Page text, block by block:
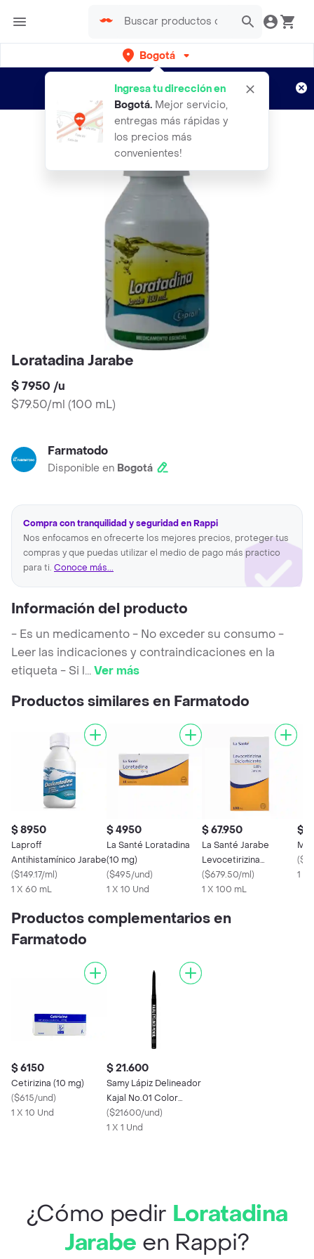
Bogotá
Ingresa tu dirección en
Bogotá. Mejor servicio,
entregas más rápidas y
los precios más
convenientes!
envíos gratis por semanas
Aplican TyC
Loratadina Jarabe
$ 7950 /u
$79.50/ml (100 mL)
Farmatodo
Disponible en Bogotá
Compra con tranquilidad y seguridad en Rappi
Nos enfocamos en ofrecerte los mejores precios, proteger tus
compras y que puedas utilizar el medio de pago más practico
para ti. Conoce más...
Información del producto
- Es un medicamento - No exceder su consumo -
Leer las indicaciones y contraindicaciones en la
etiqueta - Si l...Ver más
Productos similares en Farmatodo
$ 8950
Laproff
Antihistamínico Jarabe
($149.17/ml)
1 X 60 mL
$ 4950
La Santé Loratadina
(10 mg)
($495/und)
1 X 10 Und
$ 67.950
La Santé Jarabe
Levocetirizina
Diclorhidrato (0.05%)
100 mL
($679.50/ml)
1 X 100 mL
$
Mk
(
1 X
Productos complementarios en
Farmatodo
$ 6150
Cetirizina (10 mg)
($615/und)
1 X 10 Und
$ 21.600
Samy Lápiz Delineador
Kajal No.01 Color
Negro
($21600/und)
1 X 1 Und
¿Cómo pedir Loratadina
Jarabe en Rappi?